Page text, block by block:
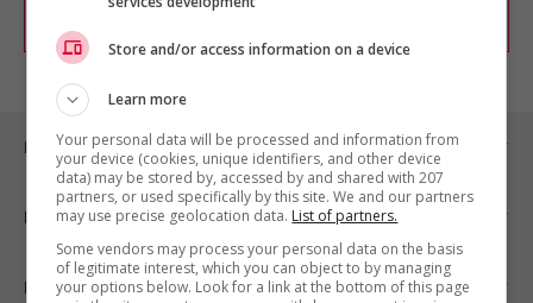
Emplois par ville
Emplois par secteur
Emplois par statut
Store and/or access information on a device
Learn more
Your personal data will be processed and information from
your device (cookies, unique identifiers, and other device
data) may be stored by, accessed by and shared with 207
partners, or used specifically by this site. We and our partners
may use precise geolocation data. List of partners.
Some vendors may process your personal data on the basis
of legitimate interest, which you can object to by managing
your options below. Look for a link at the bottom of this page